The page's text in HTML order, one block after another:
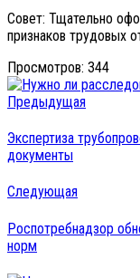
Совет: Тщательно
признаков трудовых
Просмотров: 344
Предыдущая
Экспертиза
документы
Следующая
Роспотребнадзор
норм